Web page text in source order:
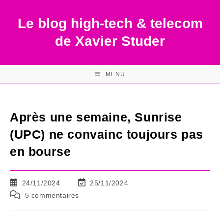
contentLe blog high-tech & telecom
de Xavier Studer
MENU
Après une semaine, Sunrise
(UPC) ne convainc toujours pas
en bourse
Publication
publiée :
24/11/2024
Dernière
25/11/2024
Commentaires
5 commentaires